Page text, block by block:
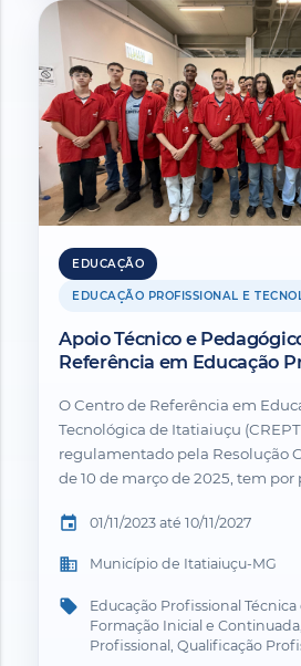
EDUCAÇÃO
EDUCAÇÃO PROFISSIONAL E
Apoio Técnico e
Referência em Educação
O Centro de Referência em
Tecnológica de Itatiaiuçu
regulamentado pela Resolução
de 10 de março de 2025, tem por
event 01/11/2023 até 10/11/2027
business Município de Itatiaiuçu-MG
local_offer
Educação Profissional
Formação Inicial e
Profissional, Qualificação